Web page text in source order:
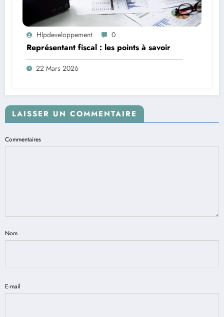
Hlpdeveloppement 0
Représentant fiscal : les points à savoir
22 Mars 2026
LAISSER UN COMMENTAIRE
Commentaires
Nom
E-mail